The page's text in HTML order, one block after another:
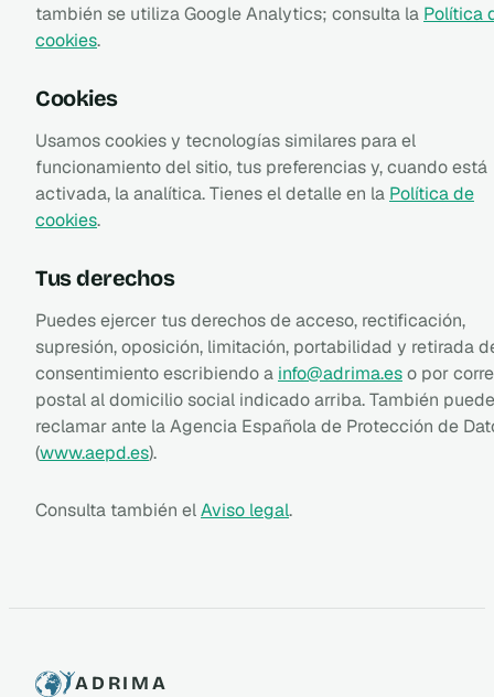
también se utiliza Google Analytics; consulta la Política
cookies.
Cookies
Usamos cookies y tecnologías similares para el
funcionamiento del sitio, tus preferencias y, cuando está
activada, la analítica. Tienes el detalle en la Política de
cookies.
Tus derechos
Puedes ejercer tus derechos de acceso, rectificación,
supresión, oposición, limitación, portabilidad y retirada
consentimiento escribiendo a info@adrima.eso por
postal al domicilio social indicado arriba. También
reclamar ante la Agencia Española de Protección de
(www.aepd.es).
Consulta también elAviso legal.
ADRIMA